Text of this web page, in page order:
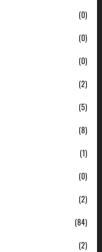
(0)
(0)
(0)
(2)
(5)
(8)
(1)
(0)
(2)
(84)
(2)